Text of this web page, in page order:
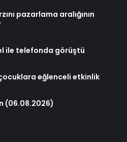
pazarlama aralığının
ile telefonda görüştü
eğlenceli etkinlik
(06.08.2026)